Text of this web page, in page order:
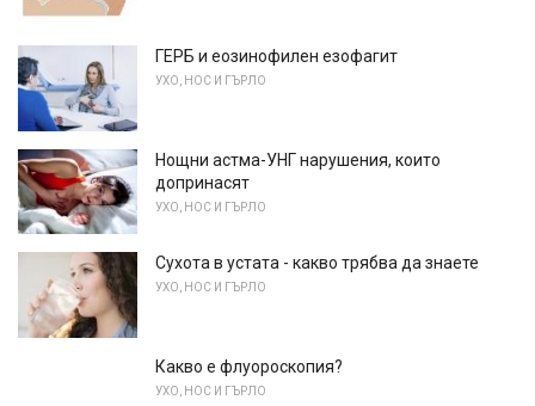
ГЕРБ и еозинофилен езофагит
УХО, НОС И ГЪРЛО
Нощни астма-УНГ нарушения, които
допринасят
УХО, НОС И ГЪРЛО
Сухота в устата - какво трябва да знаете
УХО, НОС И ГЪРЛО
Какво е флуороскопия?
УХО, НОС И ГЪРЛО